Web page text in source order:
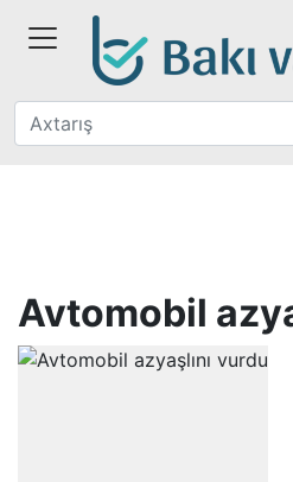
Avtomobil